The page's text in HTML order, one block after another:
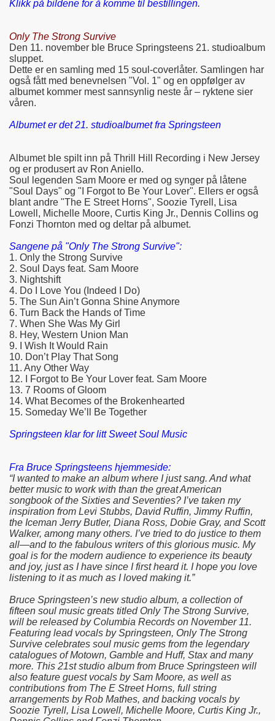
Klikk på bildene for å komme til bestillingen.
Only The Strong Survive
Den 11. november ble Bruce Springsteens 21. studioalbum
sluppet.
Dette er en samling med 15 soul-coverlåter. Samlingen har
også fått med benevnelsen "Vol. 1" og en oppfølger av
albumet kommer mest sannsynlig neste år – ryktene sier
våren.
Albumet er det 21. studioalbumet fra Springsteen
Albumet ble spilt inn på Thrill Hill Recording i New Jersey
og er produsert av Ron Aniello.
Soul legenden Sam Moore er med og synger på låtene
"Soul Days" og "I Forgot to Be Your Lover". Ellers er også
blant andre "The E Street Horns", Soozie Tyrell, Lisa
Lowell, Michelle Moore, Curtis King Jr., Dennis Collins og
Fonzi Thornton med og deltar på albumet.
Sangene på "Only The Strong Survive":
1. Only the Strong Survive
2. Soul Days feat. Sam Moore
3. Nightshift
4. Do I Love You (Indeed I Do)
5. The Sun Ain’t Gonna Shine Anymore
6. Turn Back the Hands of Time
7. When She Was My Girl
8. Hey, Western Union Man
9. I Wish It Would Rain
10. Don’t Play That Song
11. Any Other Way
12. I Forgot to Be Your Lover feat. Sam Moore
13. 7 Rooms of Gloom
14. What Becomes of the Brokenhearted
15. Someday We’ll Be Together
Springsteen klar for litt Sweet Soul Music
Fra Bruce Springsteens hjemmeside:
“I wanted to make an album where I just sang. And what
better music to work with than the great American
songbook of the Sixties and Seventies? I’ve taken my
inspiration from Levi Stubbs, David Ruffin, Jimmy Ruffin,
the Iceman Jerry Butler, Diana Ross, Dobie Gray, and Scott
Walker, among many others. I’ve tried to do justice to them
all—and to the fabulous writers of this glorious music. My
goal is for the modern audience to experience its beauty
and joy, just as I have since I first heard it. I hope you love
listening to it as much as I loved making it.”
Bruce Springsteen’s new studio album, a collection of
fifteen soul music greats titled Only The Strong Survive,
will be released by Columbia Records on November 11.
Featuring lead vocals by Springsteen, Only The Strong
Survive celebrates soul music gems from the legendary
catalogues of Motown, Gamble and Huff, Stax and many
more. This 21st studio album from Bruce Springsteen will
also feature guest vocals by Sam Moore, as well as
contributions from The E Street Horns, full string
arrangements by Rob Mathes, and backing vocals by
Soozie Tyrell, Lisa Lowell, Michelle Moore, Curtis King Jr.,